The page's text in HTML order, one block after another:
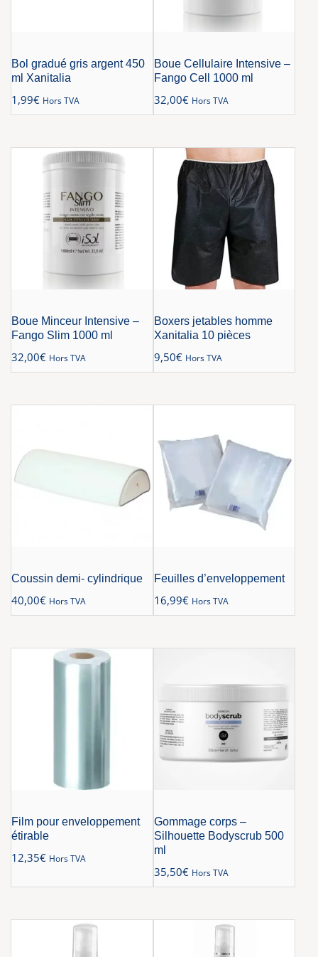
Bol gradué gris argent 450
ml Xanitalia
1,99€ Hors TVA
Boue Cellulaire Intensive –
Fango Cell 1000 ml
32,00€ Hors TVA
Boue Minceur Intensive –
Fango Slim 1000 ml
32,00€ Hors TVA
Boxers jetables homme
Xanitalia 10 pièces
9,50€ Hors TVA
Coussin demi- cylindrique
40,00€ Hors TVA
Feuilles d’enveloppement
16,99€ Hors TVA
Film pour enveloppement
étirable
12,35€ Hors TVA
Gommage corps –
Silhouette Bodyscrub 500
ml
35,50€ Hors TVA